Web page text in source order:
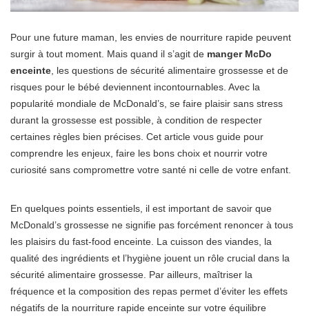
Pour une future maman, les envies de nourriture rapide peuvent
surgir à tout moment. Mais quand il s’agit de manger McDo
enceinte, les questions de sécurité alimentaire grossesse et de
risques pour le bébé deviennent incontournables. Avec la
popularité mondiale de McDonald’s, se faire plaisir sans stress
durant la grossesse est possible, à condition de respecter
certaines règles bien précises. Cet article vous guide pour
comprendre les enjeux, faire les bons choix et nourrir votre
curiosité sans compromettre votre santé ni celle de votre enfant.
En quelques points essentiels, il est important de savoir que
McDonald’s grossesse ne signifie pas forcément renoncer à tous
les plaisirs du fast-food enceinte. La cuisson des viandes, la
qualité des ingrédients et l’hygiène jouent un rôle crucial dans la
sécurité alimentaire grossesse. Par ailleurs, maîtriser la
fréquence et la composition des repas permet d’éviter les effets
négatifs de la nourriture rapide enceinte sur votre équilibre